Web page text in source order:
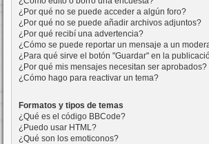
¿Por qué no se puede acceder a algún foro?
¿Por qué no se puede añadir archivos adjuntos?
¿Por qué recibí una advertencia?
¿Cómo se puede reportar un mensaje a un
¿Para qué sirve el botón "Guardar" en la
¿Por qué mis mensajes necesitan ser aprobados?
¿Cómo hago para reactivar un tema?
Formatos y tipos de temas
¿Qué es el código BBCode?
¿Puedo usar HTML?
¿Qué son los emoticonos?